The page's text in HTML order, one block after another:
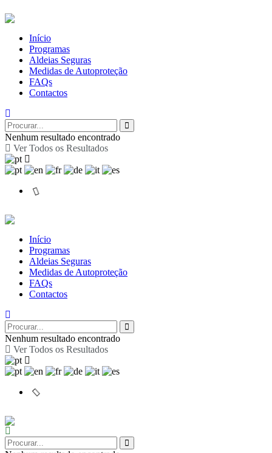
Início
Programas
Aldeias Seguras
Medidas de Autoproteção
FAQs
Contactos
Nenhum resultado encontrado
Ver Todos os Resultados
Início
Programas
Aldeias Seguras
Medidas de Autoproteção
FAQs
Contactos
Nenhum resultado encontrado
Ver Todos os Resultados